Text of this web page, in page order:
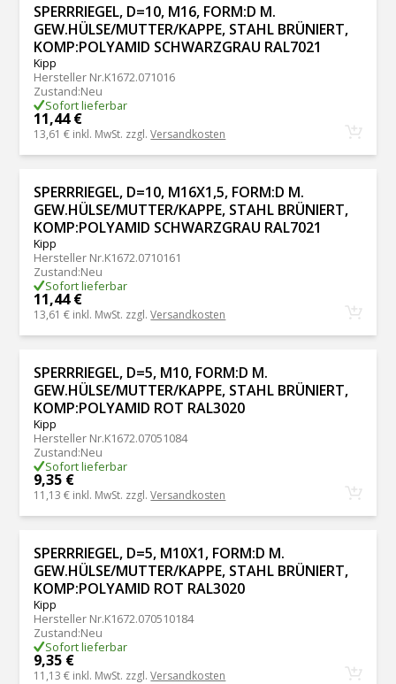
SPERRRIEGEL, D=10, M16, FORM:D M.
GEW.HÜLSE/MUTTER/KAPPE, STAHL BRÜNIERT,
KOMP:POLYAMID SCHWARZGRAU RAL7021
Kipp
Hersteller Nr.K1672.071016
Zustand:Neu
Sofort lieferbar
11,44 €
13,61 € inkl. MwSt. zzgl.Versandkosten
SPERRRIEGEL, D=10, M16X1,5, FORM:D M.
GEW.HÜLSE/MUTTER/KAPPE, STAHL BRÜNIERT,
KOMP:POLYAMID SCHWARZGRAU RAL7021
Kipp
Hersteller Nr.K1672.0710161
Zustand:Neu
Sofort lieferbar
11,44 €
13,61 € inkl. MwSt. zzgl.Versandkosten
SPERRRIEGEL, D=5, M10, FORM:D M.
GEW.HÜLSE/MUTTER/KAPPE, STAHL BRÜNIERT,
KOMP:POLYAMID ROT RAL3020
Kipp
Hersteller Nr.K1672.07051084
Zustand:Neu
Sofort lieferbar
9,35 €
11,13 € inkl. MwSt. zzgl.Versandkosten
SPERRRIEGEL, D=5, M10X1, FORM:D M.
GEW.HÜLSE/MUTTER/KAPPE, STAHL BRÜNIERT,
KOMP:POLYAMID ROT RAL3020
Kipp
Hersteller Nr.K1672.070510184
Zustand:Neu
Sofort lieferbar
9,35 €
11,13 € inkl. MwSt. zzgl.Versandkosten